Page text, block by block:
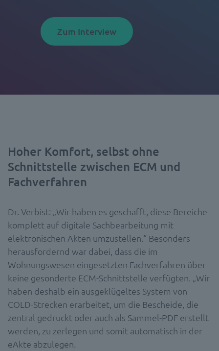
Zum Interview
Hoher Komfort, selbst ohne
Schnittstelle zwischen ECM und
Fachverfahren
Dr. Verbist: „Wir haben es geschafft, diese Bereiche
komplett auf digitale Sachbearbeitung mit
elektronischen Akten umzustellen.“ Besonders
herausfordernd war dabei, dass die im
Wohnungswesen eingesetzten Fachverfahren über
keine gesonderte ECM-Schnittstelle verfügten. „Wir
haben deshalb ein ausgeklügeltes System von
COLD-Strecken erarbeitet, um die Bescheide, die
zentral gedruckt oder auch als Sammel-PDF erstellt
werden, zu zerlegen und somit automatisch in der
eAkte abzulegen.